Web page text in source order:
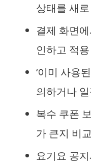
상태를 새
결제 화면
인하고 적
‘이미 사용
의하거나
복수 쿠폰
가 큰지 비
요기요 공